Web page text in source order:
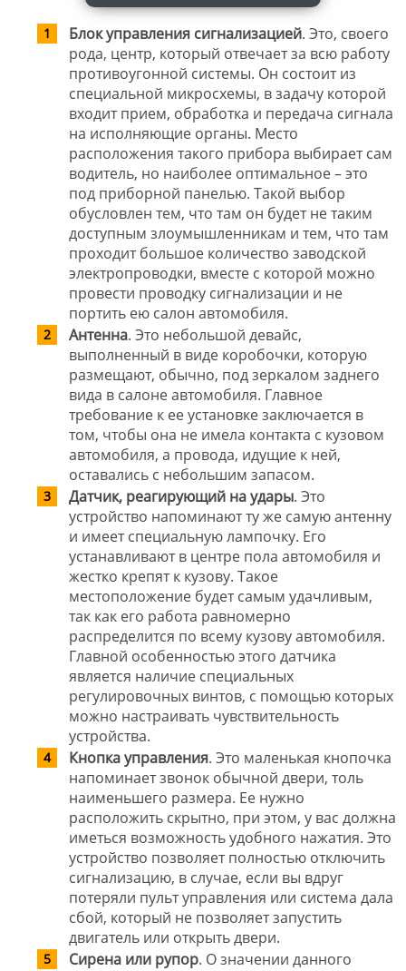
Блок управления сигнализацией. Это, своего
рода, центр, который отвечает за всю работу
противоугонной системы. Он состоит из
специальной микросхемы, в задачу которой
входит прием, обработка и передача сигнала
на исполняющие органы. Место
расположения такого прибора выбирает сам
водитель, но наиболее оптимальное – это
под приборной панелью. Такой выбор
обусловлен тем, что там он будет не таким
доступным злоумышленникам и тем, что там
проходит большое количество заводской
электропроводки, вместе с которой можно
провести проводку сигнализации и не
портить ею салон автомобиля.
Антенна. Это небольшой девайс,
выполненный в виде коробочки, которую
размещают, обычно, под зеркалом заднего
вида в салоне автомобиля. Главное
требование к ее установке заключается в
том, чтобы она не имела контакта с кузовом
автомобиля, а провода, идущие к ней,
оставались с небольшим запасом.
Датчик, реагирующий на удары. Это
устройство напоминают ту же самую антенну
и имеет специальную лампочку. Его
устанавливают в центре пола автомобиля и
жестко крепят к кузову. Такое
местоположение будет самым удачливым,
так как его работа равномерно
распределится по всему кузову автомобиля.
Главной особенностью этого датчика
является наличие специальных
регулировочных винтов, с помощью которых
можно настраивать чувствительность
устройства.
Кнопка управления. Это маленькая кнопочка
напоминает звонок обычной двери, толь
наименьшего размера. Ее нужно
расположить скрытно, при этом, у вас должна
иметься возможность удобного нажатия. Это
устройство позволяет полностью отключить
сигнализацию, в случае, если вы вдруг
потеряли пульт управления или система дала
сбой, который не позволяет запустить
двигатель или открыть двери.
Сирена или рупор. О значении данного